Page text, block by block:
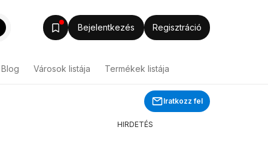
Bejelentkezés Regisztráció
Blog Városok listája Termékek listája
Iratkozz fel
HIRDETÉS